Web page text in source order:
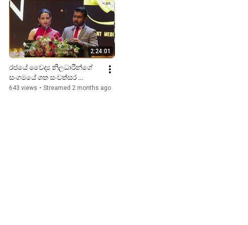
2:24:01
රජයේ වෛද්‍ය නිලධාරීන්ගේ
සංගමයේ ශත සංවත්සර
සැමරුම..
643 views • Streamed 2 months ago